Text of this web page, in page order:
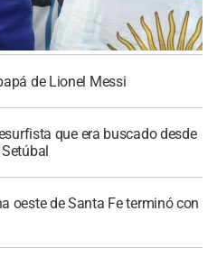
de Lionel Messi
que era buscado desde
oeste de Santa Fe terminó con